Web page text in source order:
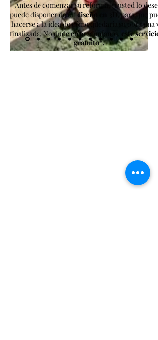
Antes de comenzar su reforma, si usted lo desea,
puede disponer de undiseño en 3D
, para que
hacerse a la idea de cómo quedaría su obra una
finalizada. No dude en pregúntanos, este servicio
gratuito*.